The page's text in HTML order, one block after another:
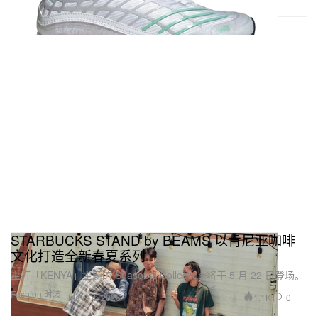
Fashion 时装
STARBUCKS STAND by BEAMS 以肯尼亚咖啡
文化打造全新春夏系列
主打「KENYA」主题的 Seasonal Collection 将于 5 月 22 日登场。
May 14, 2026 1.1K 0